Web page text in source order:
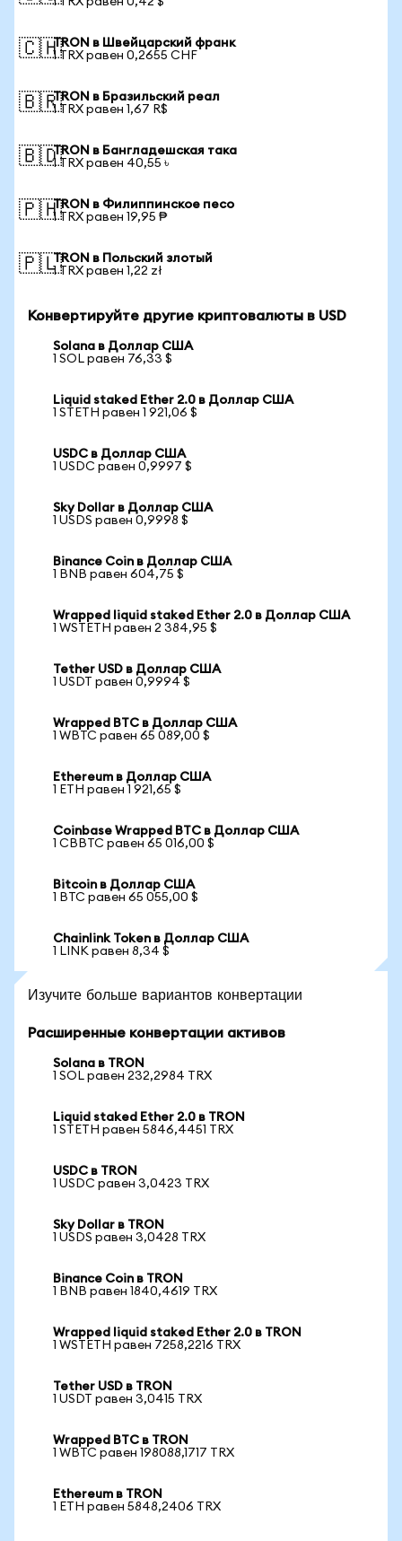
🇨🇭TRON в Швейцарский франк
1 TRX равен 0,2655 CHF
🇧🇷TRON в Бразильский реал
1 TRX равен 1,67 R$
🇧🇩TRON в Бангладешская така
1 TRX равен 40,55 ৳
🇵🇭TRON в Филиппинское песо
1 TRX равен 19,95 ₱
🇵🇱TRON в Польский злотый
1 TRX равен 1,22 zł
Конвертируйте другие криптовалюты в USD
Solana в Доллар США
1 SOL равен 76,33 $
Liquid staked Ether 2.0 в Доллар США
1 STETH равен 1 921,06 $
USDC в Доллар США
1 USDC равен 0,9997 $
Sky Dollar в Доллар США
1 USDS равен 0,9998 $
Binance Coin в Доллар США
1 BNB равен 604,75 $
Wrapped liquid staked Ether 2.0 в Доллар США
1 WSTETH равен 2 384,95 $
Tether USD в Доллар США
1 USDT равен 0,9994 $
Wrapped BTC в Доллар США
1 WBTC равен 65 089,00 $
Ethereum в Доллар США
1 ETH равен 1 921,65 $
Coinbase Wrapped BTC в Доллар США
1 CBBTC равен 65 016,00 $
Bitcoin в Доллар США
1 BTC равен 65 055,00 $
Chainlink Token в Доллар США
1 LINK равен 8,34 $
Изучите больше вариантов конвертации
Расширенные конвертации активов
Solana в TRON
1 SOL равен 232,2984 TRX
Liquid staked Ether 2.0 в TRON
1 STETH равен 5846,4451 TRX
USDC в TRON
1 USDC равен 3,0423 TRX
Sky Dollar в TRON
1 USDS равен 3,0428 TRX
Binance Coin в TRON
1 BNB равен 1840,4619 TRX
Wrapped liquid staked Ether 2.0 в TRON
1 WSTETH равен 7258,2216 TRX
Tether USD в TRON
1 USDT равен 3,0415 TRX
Wrapped BTC в TRON
1 WBTC равен 198088,1717 TRX
Ethereum в TRON
1 ETH равен 5848,2406 TRX